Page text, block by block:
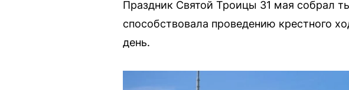
Праздник Святой Троицы 31 мая собрал
способствовала проведению крестного
день.